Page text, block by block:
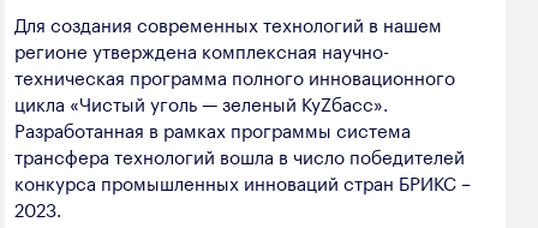
Для создания современных технологий в нашем
регионе утверждена комплексная научно-
техническая программа полного инновационного
цикла «Чистый уголь — зеленый КуZбасс».
Разработанная в рамках программы система
трансфера технологий вошла в число победителей
конкурса промышленных инноваций стран БРИКС –
2023.